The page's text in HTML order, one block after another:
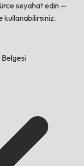
seyahat edin —
kullanabilirsiniz.
Belgesi